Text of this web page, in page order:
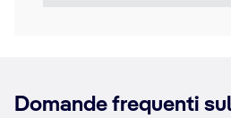
Domande frequenti